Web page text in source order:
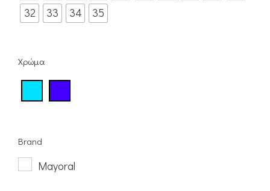
32
33 34 35
Χρώμα
Brand
Mayoral